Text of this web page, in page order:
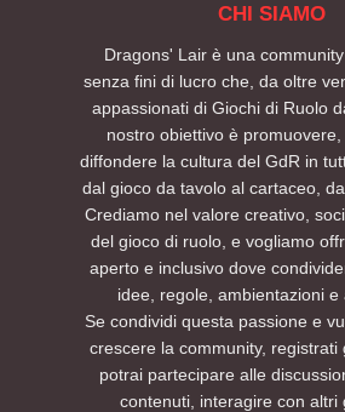
CHI SIAMO
Dragons' Lair è una
senza fini di lucro che, da oltre
appassionati di Giochi di Ruolo
nostro obiettivo è
diffondere la cultura del GdR in
dal gioco da tavolo al cartaceo,
Crediamo nel valore creativo,
del gioco di ruolo, e vogliamo
aperto e inclusivo dove
idee, regole, ambientazioni e
Se condividi questa passione e
crescere la community, registrati
potrai partecipare alle
contenuti, interagire con altri